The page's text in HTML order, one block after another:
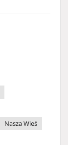
Nasza Wieś